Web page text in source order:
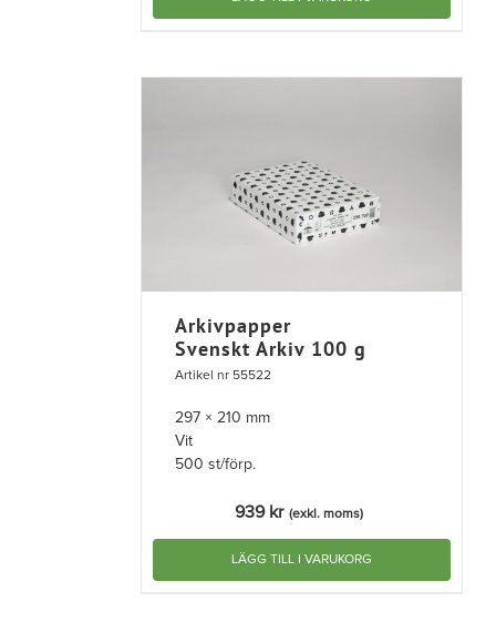
Arkivpapper
Svenskt Arkiv 100 g
Artikel nr 55522
297 × 210 mm
Vit
500 st/förp.
939 kr (exkl. moms)
LÄGG TILL I VARUKORG